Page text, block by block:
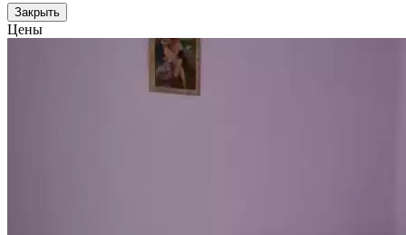
Закрыть
Цены